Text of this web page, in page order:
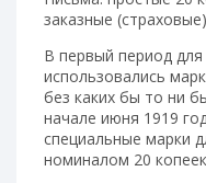
заказные
В первый период
использовались
без каких бы то ни
начале июня 1919
специальные марки
номиналом 20